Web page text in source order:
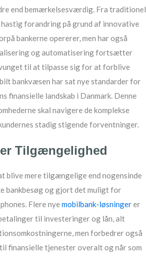
end bemærkelsesværdig. Fra traditionel
forandring på grund af innovative
bankerne opererer, men har også
og automatisering fortsætter
til at tilpasse sig for at forblive
bankvæsen har sat nye standarder for
finansielle landskab i Danmark. Denne
skal navigere de komplekse
stadig stigende forventninger.
Tilgængelighed
blive mere tilgængelige end nogensinde
bankbesøg og gjort det muligt for
Flere nye mobilbank-løsningerer
til investeringer og lån, alt
men forbedrer også
finansielle tjenester overalt og når som